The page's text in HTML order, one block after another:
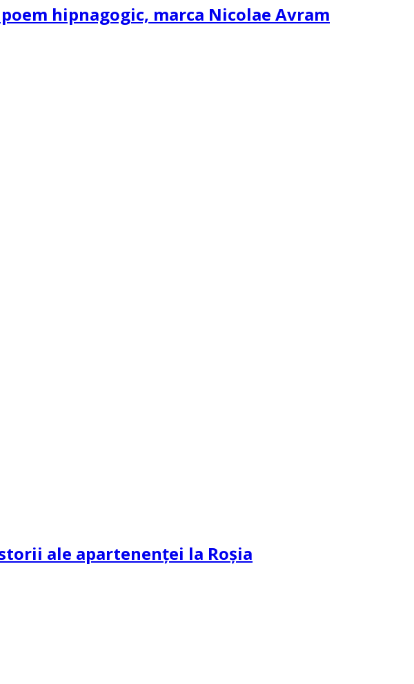
hipnagogic, marca Nicolae Avram
ale apartenenței la Roșia